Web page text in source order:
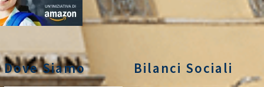
Dove Siamo Bilanci Sociali